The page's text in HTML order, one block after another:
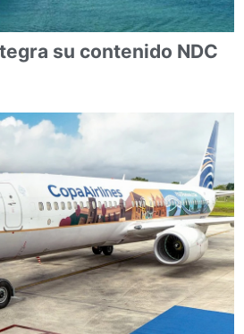
su contenido NDC